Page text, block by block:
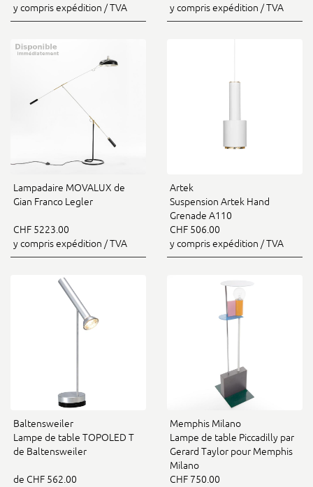
y compris expédition / TVA
y compris expédition / TVA
Lampadaire MOVALUX de
Gian Franco Legler
CHF 5223.00
y compris expédition / TVA
Artek
Suspension Artek Hand
Grenade A110
CHF 506.00
y compris expédition / TVA
Baltensweiler
Lampe de table TOPOLED T
de Baltensweiler
de CHF 562.00
Memphis Milano
Lampe de table Piccadilly par
Gerard Taylor pour Memphis
Milano
CHF 750.00